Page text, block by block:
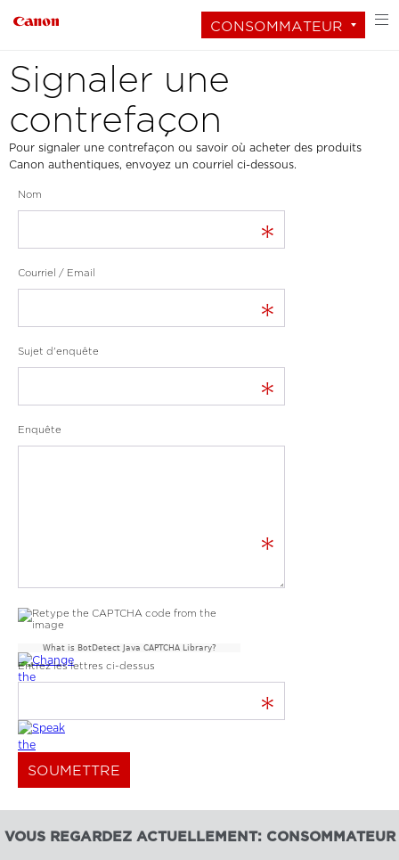
CONSOMMATEUR
Signaler une
contrefaçon
Pour signaler une contrefaçon ou savoir où acheter des produits
Canon authentiques, envoyez un courriel ci-dessous.
Nom
*
Courriel / Email
*
Sujet d'enquête
*
Enquête
*
What is BotDetect Java CAPTCHA Library?
Entrez les lettres ci-dessus
*
VOUS REGARDEZ ACTUELLEMENT: CONSOMMATEUR